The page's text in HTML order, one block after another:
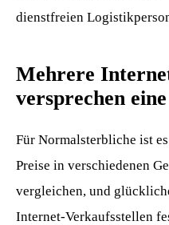
dienstfreien
Mehrere
versprechen
Für Normalsterbliche ist
Preise in verschiedenen
vergleichen, und
Internet-Verkaufsstellen